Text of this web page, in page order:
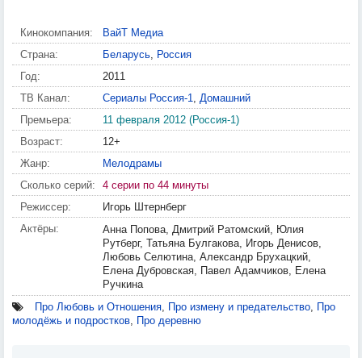
Кинокомпания:
ВайТ Медиа
Страна:
Беларусь, Россия
Год:
2011
ТВ Канал:
Сериалы Россия-1, Домашний
Премьера:
11 февраля 2012 (Россия-1)
Возраст:
12+
Жанр:
Мелодрамы
Сколько серий:
4 серии по 44 минуты
Режиссер:
Игорь Штернберг
Актёры:
Анна Попова, Дмитрий Ратомский, Юлия
Рутберг, Татьяна Булгакова, Игорь Денисов,
Любовь Селютина, Александр Брухацкий,
Елена Дубровская, Павел Адамчиков, Елена
Ручкина
Про Любовь и Отношения, Про измену и предательство, Про
молодёжь и подростков, Про деревню